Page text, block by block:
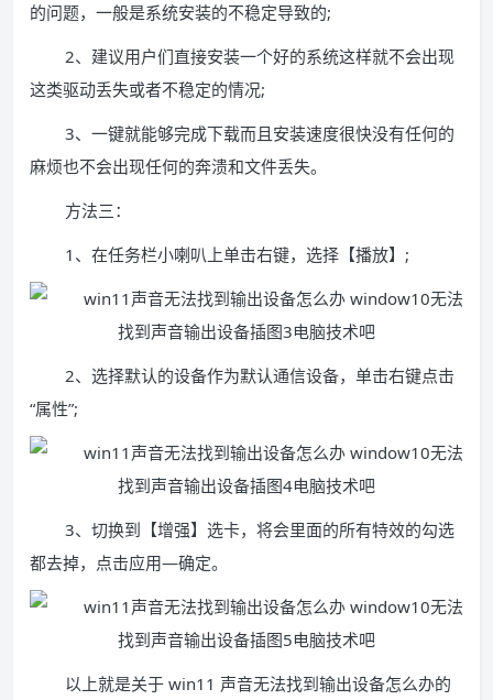
的问题，一般是系统安装的不稳定导致的;
2、建议用户们直接安装一个好的系统这样就不会出现
这类驱动丢失或者不稳定的情况;
3、一键就能够完成下载而且安装速度很快没有任何的
麻烦也不会出现任何的奔溃和文件丢失。
方法三：
1、在任务栏小喇叭上单击右键，选择【播放】;
2、选择默认的设备作为默认通信设备，单击右键点击
“属性”;
3、切换到【增强】选卡，将会里面的所有特效的勾选
都去掉，点击应用—确定。
以上就是关于 win11 声音无法找到输出设备怎么办的